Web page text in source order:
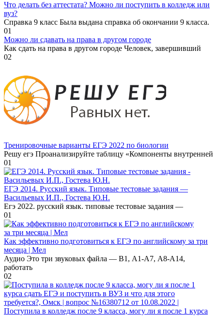
Что делать без аттестата? Можно ли поступить в колледж или
вуз?
Справка 9 класс Была выдана справка об окончании 9 класса.
01
Можно ли сдавать на права в другом городе
Как сдать на права в другом городе Человек, завершивший
02
Тренировочные варианты ЕГЭ 2022 по биологии
Решу егэ Проанализируйте таблицу «Компоненты внутренней
01
ЕГЭ 2014. Русский язык. Типовые тестовые задания —
Васильевых И.П., Гостева Ю.Н.
Егэ 2022. русский язык. типовые тестовые задания —
01
Как эффективно подготовиться к ЕГЭ по английскому за три
месяца | Мел
Аудио Это три звуковых файла — В1, А1-А7, А8-А14,
работать
02
Поступила в колледж после 9 класса, могу ли я после 1 курса